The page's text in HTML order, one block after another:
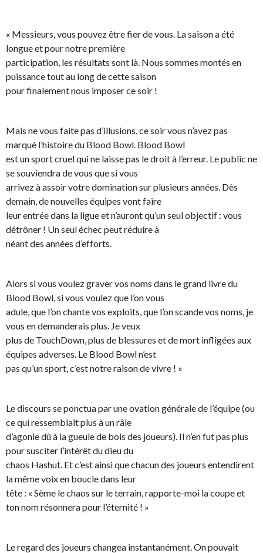
« Messieurs, vous pouvez être fier de vous. La saison a été
longue et pour notre première
participation, les résultats sont là. Nous sommes montés en
puissance tout au long de cette saison
pour finalement nous imposer ce soir !
Mais ne vous faite pas d’illusions, ce soir vous n’avez pas
marqué l’histoire du Blood Bowl. Blood Bowl
est un sport cruel qui ne laisse pas le droit à l’erreur. Le public ne
se souviendra de vous que si vous
arrivez à assoir votre domination sur plusieurs années. Dès
demain, de nouvelles équipes vont faire
leur entrée dans la ligue et n’auront qu’un seul objectif : vous
détrôner ! Un seul échec peut réduire à
néant des années d’efforts.
Alors si vous voulez graver vos noms dans le grand livre du
Blood Bowl, si vous voulez que l’on vous
adule, que l’on chante vos exploits, que l’on scande vos noms, je
vous en demanderais plus. Je veux
plus de TouchDown, plus de blessures et de mort infligées aux
équipes adverses. Le Blood Bowl n’est
pas qu’un sport, c’est notre raison de vivre ! »
Le discours se ponctua par une ovation générale de l’équipe (ou
ce qui ressemblait plus à un râle
d’agonie dû à la gueule de bois des joueurs). Il n’en fut pas plus
pour susciter l’intérêt du dieu du
chaos Hashut. Et c’est ainsi que chacun des joueurs entendirent
la même voix en boucle dans leur
tête : « Sème le chaos sur le terrain, rapporte-moi la coupe et
ton nom résonnera pour l’éternité ! »
Le regard des joueurs changea instantanément. On pouvait